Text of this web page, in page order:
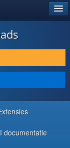
documentatie